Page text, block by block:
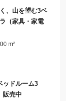
、山を望む3ベ
（家具・家電
m²
ッドルーム3
販売中